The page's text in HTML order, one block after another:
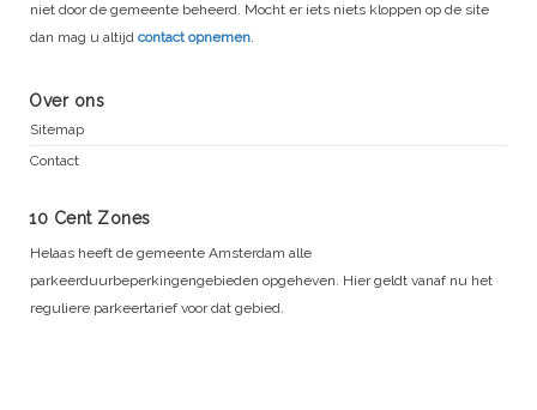
niet door de gemeente beheerd. Mocht er iets niets kloppen op de site
dan mag u altijd contact opnemen.
Over ons
Sitemap
Contact
10 Cent Zones
Helaas heeft de gemeente Amsterdam alle
parkeerduurbeperkingengebieden opgeheven. Hier geldt vanaf nu het
reguliere parkeertarief voor dat gebied.